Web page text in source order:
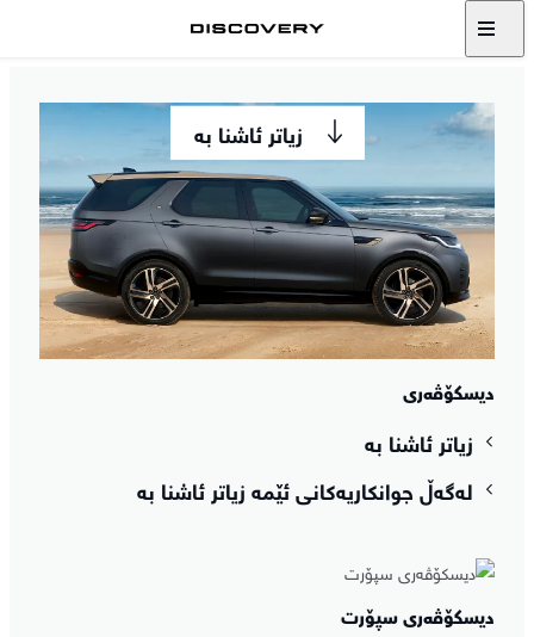
هەرگیز واز لە گەشتکردن بە
دیسکۆڤەری مەهێنە
زیاتر ئاشنا بە
دیسکۆڤەری
زیاتر ئاشنا بە
لەگەڵ جوانکاریەکانی ئێمە زیاتر ئاشنا بە
دیسکۆڤەری سپۆرت